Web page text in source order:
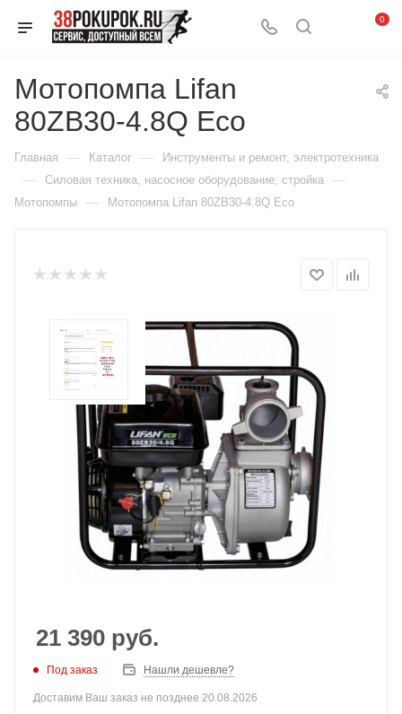
0
Мотопомпа Lifan
80ZB30-4.8Q Eco
Главная — Каталог — Инструменты и ремонт, электротехника
— Силовая техника, насосное оборудование, стройка —
Мотопомпы — Мотопомпа Lifan 80ZB30-4.8Q Eco
21 390 руб.
Под заказ Нашли дешевле?
Доставим Ваш заказ не позднее 20.08.2026